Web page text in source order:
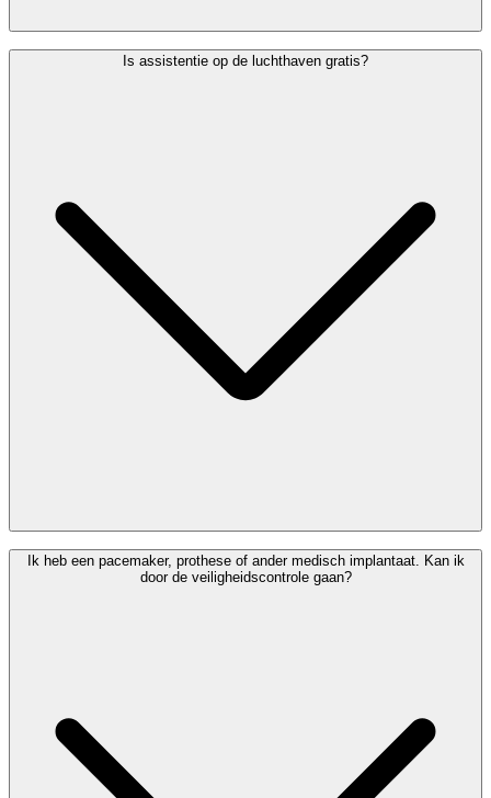
Onze PRM-dienst helpt je om zo vlot mogelijk door Brussels
begeleiding tot aan je gate;
instappen met een rolstoel, ambulift of andere hulp;
je handbagage opbergen aan boord;
overstappen op een aansluitende vlucht.
Is assistentie op de luchthaven gratis?
Ja. PRM-assistentie op Brussels Airport is gratis. Volgens Europese
regelgeving heb je recht op assistentie zonder extra kosten. Vraag je
Ik heb een pacemaker, prothese of ander medisch implantaat. Kan ik
door de veiligheidscontrole gaan?